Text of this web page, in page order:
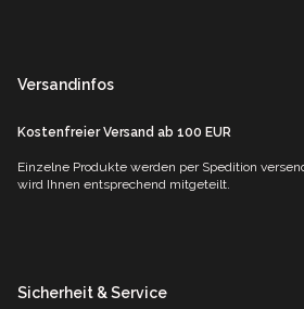
Versandinfos
Kostenfreier Versand ab 100 EUR
Einzelne Produkte werden per Spedition
wird Ihnen entsprechend mitgeteilt.
Sicherheit & Service